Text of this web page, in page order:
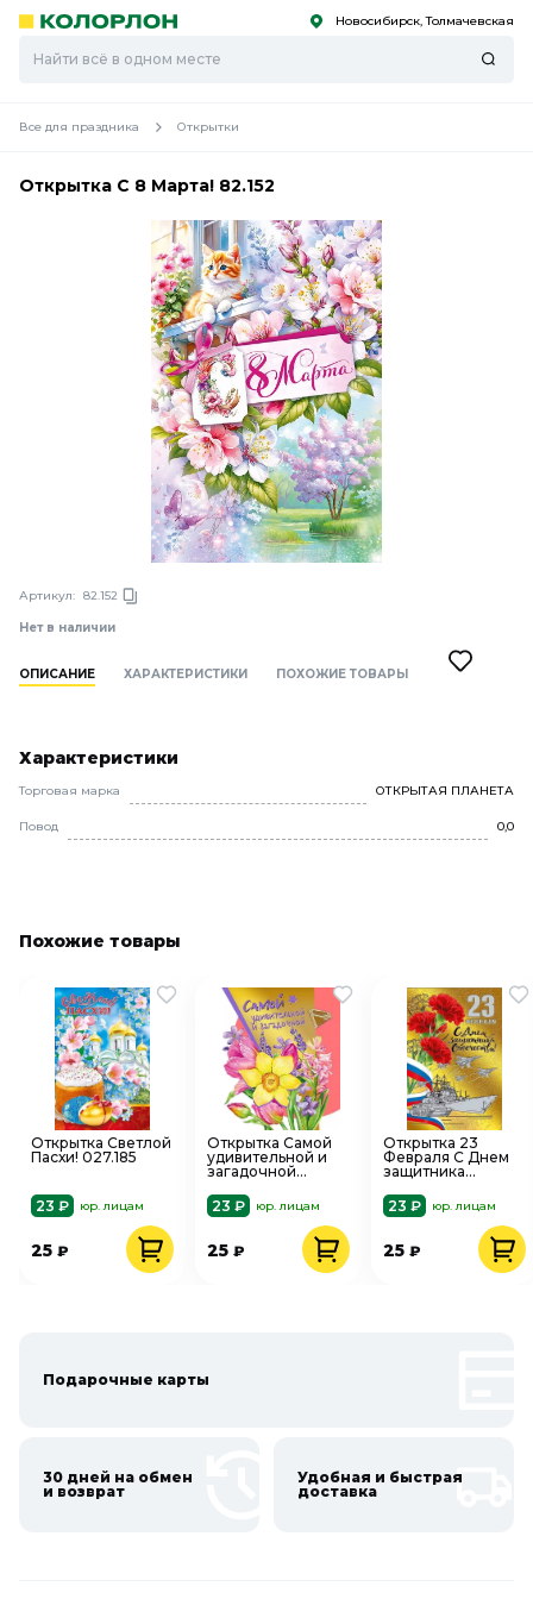
Скоро
Скоро Новосибирск, Толмачевская
Все для праздника Открытки
Открытка С 8 Марта! 82.152
Артикул: 82.152
Нет в наличии
ОПИСАНИЕ ХАРАКТЕРИСТИКИ ПОХОЖИЕ ТОВАРЫ
Характеристики
Торговая марка ОТКРЫТАЯ ПЛАНЕТА
Повод 0,0
Похожие товары
Открытка Светлой
Пасхи! 027.185
23 ₽ юр. лицам
25 ₽
Открытка Самой
удивительной и
загадочной
23 ₽
юр. лицам
25 ₽
Открытка 23
Февраля С Днем
защитника
023.744
23 ₽ юр. лицам
25 ₽
Подарочные карты
30 дней на обмен
и возврат
Удобная и быстрая
доставка